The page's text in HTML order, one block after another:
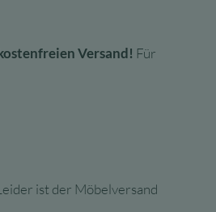
Versand! Für
ist der Möbelversand